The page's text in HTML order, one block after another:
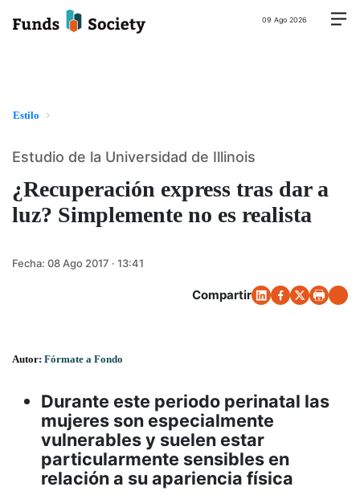
09 Ago 2026
Estilo
¿Recuperación express tras dar a
luz? Simplemente no es realista
Estudio de la Universidad de Illinois
Fecha: 08 Ago 2017 · 13:41
Compartir
Autor: Fórmate a Fondo
Durante este periodo perinatal las
mujeres son especialmente
vulnerables y suelen estar
particularmente sensibles en
relación a su apariencia física